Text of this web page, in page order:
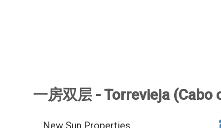
一房双层 - Torrevieja (Cabo
New Sun Properties